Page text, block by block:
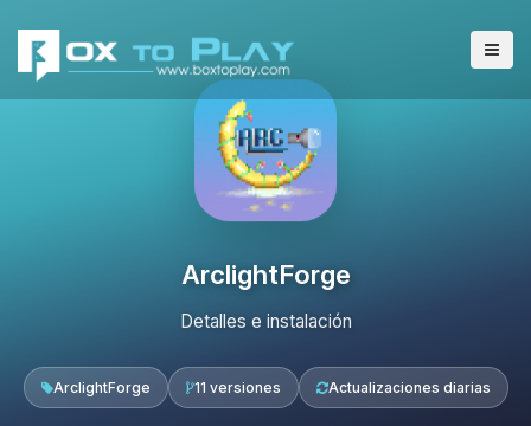
ArclightForge
Detalles e instalación
ArclightForge 11 versiones Actualizaciones diarias